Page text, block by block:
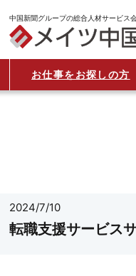
中国新聞グループの総合人材サービス
お仕事をお探しの方
2024/7/10
転職支援サービス